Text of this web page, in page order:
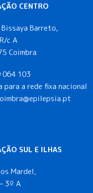
CENTRO
Barreto,
c A
Coimbra
064 103
para a rede fixa nacional
SUL E ILHAS
Mardel,
3º A